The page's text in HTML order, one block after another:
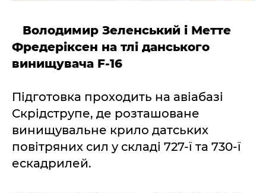
Володимир Зеленський і Метте
Фредеріксен на тлі данського
винищувача F-16
Підготовка проходить на авіабазі
Скрідструпе, де розташоване
винищувальне крило датських
повітряних сил у складі 727-ї та 730-ї
ескадрилей.